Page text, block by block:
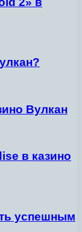
Вулкан
в казино
успешным